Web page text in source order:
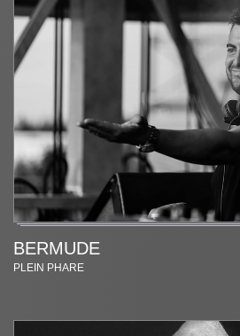
BERMUDE
PLEIN PHARE